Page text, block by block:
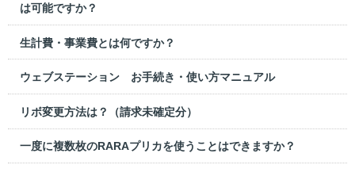
は可能ですか？
生計費・事業費とは何ですか？
ウェブステーション お手続き・使い方マニュアル
リボ変更方法は？（請求未確定分）
一度に複数枚のRARAプリカを使うことはできますか？